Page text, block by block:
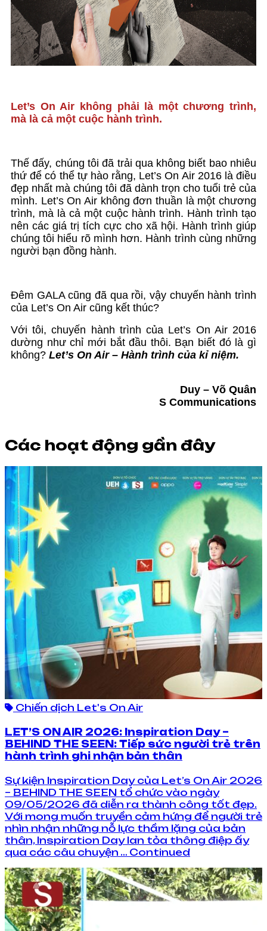
Let’s On Air không phải là một chương trình,
mà là cả một cuộc hành trình.
Thế đấy, chúng tôi đã trải qua không biết bao nhiêu
thứ để có thể tự hào rằng, Let’s On Air 2016 là điều
đẹp nhất mà chúng tôi đã dành trọn cho tuổi trẻ của
mình. Let’s On Air không đơn thuần là một chương
trình, mà là cả một cuộc hành trình. Hành trình tạo
nên các giá trị tích cực cho xã hội. Hành trình giúp
chúng tôi hiểu rõ mình hơn. Hành trình cùng những
người bạn đồng hành.
Đêm GALA cũng đã qua rồi, vậy chuyến hành trình
của Let’s On Air cũng kết thúc?
Với tôi, chuyến hành trình của Let’s On Air 2016
dường như chỉ mới bắt đầu thôi. Bạn biết đó là gì
không? Let’s On Air – Hành trình của kỉ niệm.
Duy – Võ Quân
S Communications
Các hoạt động gần đây
Chiến dịch Let's On Air
LET’S ON AIR 2026: Inspiration Day –
BEHIND THE SEEN: Tiếp sức người trẻ trên
hành trình ghi nhận bản thân
Sự kiện Inspiration Day của Let’s On Air 2026
– BEHIND THE SEEN tổ chức vào ngày
09/05/2026 đã diễn ra thành công tốt đẹp.
Với mong muốn truyền cảm hứng để người trẻ
nhìn nhận những nỗ lực thầm lặng của bản
thân, Inspiration Day lan tỏa thông điệp ấy
qua các câu chuyện … Continued